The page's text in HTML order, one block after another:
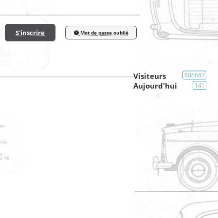
Visiteurs 806683
Aujourd'hui 141
S'inscrire Mot de passe oublié